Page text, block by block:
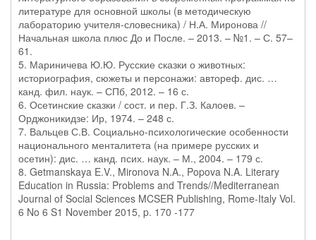
литературе для основной школы (в методическую
лабораторию учителя-словесника) / Н.А. Миронова //
Начальная школа плюс До и После. – 2013. – №1. – С. 57–
61.
5. Мариничева Ю.Ю. Русские сказки о животных:
историография, сюжеты и персонажи: автореф. дис. …
канд. фил. наук. – СПб, 2012. – 16 с.
6. Осетинские сказки / сост. и пер. Г.З. Калоев. –
Орджоникидзе: Ир, 1974. – 248 с.
7. Вальцев С.В. Социально-психологические особенности
национального менталитета (на примере русских и
осетин): дис. … канд. псих. наук. – М., 2004. – 179 с.
8. Getmanskaya E.V., Mironova N.A., Popova N.A. Literary
Education in Russia: Problems and Trends//Mediterranean
Journal of Social Sciences MCSER Publishing, Rome-Italy Vol.
6 No 6 S1 November 2015, p. 170 -177